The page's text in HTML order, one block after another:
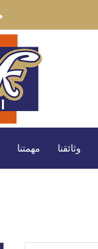
مهمتنا وثائقنا